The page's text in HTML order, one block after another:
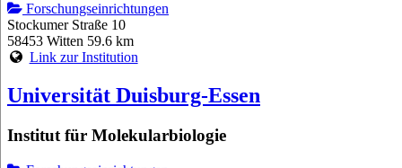
Forschungseinrichtungen
Stockumer Straße 10
58453 Witten 59.6 km
Link zur Institution
Universität Duisburg-Essen
Institut für Molekularbiologie